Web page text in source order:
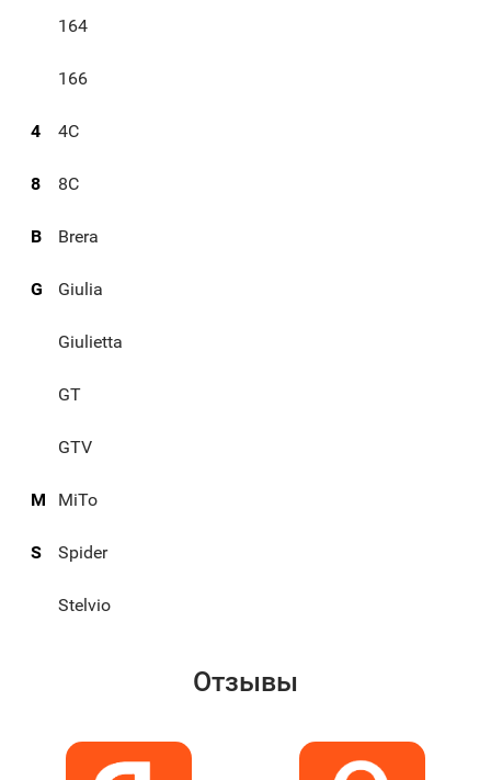
164
166
4 4C
8 8C
B Brera
G Giulia
Giulietta
GT
GTV
M MiTo
S Spider
Stelvio
Отзывы